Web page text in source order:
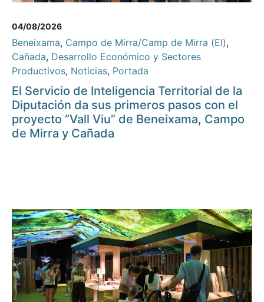
04/08/2026
Beneixama, Campo de Mirra/Camp de Mirra (El),
Cañada, Desarrollo Económico y Sectores
Productivos, Noticias, Portada
El Servicio de Inteligencia Territorial de la
Diputación da sus primeros pasos con el
proyecto “Vall Viu” de Beneixama, Campo
de Mirra y Cañada